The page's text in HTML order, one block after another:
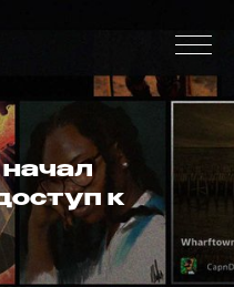
к